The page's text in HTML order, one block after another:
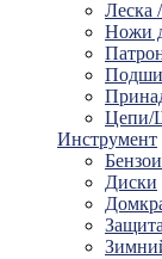
Леска
Ножи
Инструмент
Диски